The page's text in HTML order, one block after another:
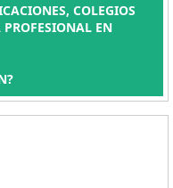
COLEGIOS
EN